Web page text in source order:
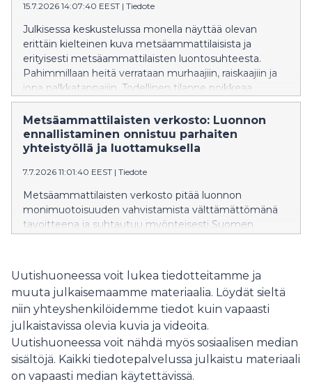
mahdottomuuden.
15.7.2026 14:07:40 EEST | Tiedote
Julkisessa keskustelussa monella näyttää olevan
erittäin kielteinen kuva metsäammattilaisista ja
erityisesti metsäammattilaisten luontosuhteesta.
Pahimmillaan heitä verrataan murhaajiin, raiskaajiin ja
jopa palkkatappajiin. Todellinen tilanne poikkeaa
tutkitusti vahvasti näistä näkemyksistä.
Metsäammattilaisille luonto on syy hakeutua alalle ja
luontoa vaalitaan talousmetsissä tunteella ja osana
identiteettiä.
Metsäammattilaisten verkosto: Luonnon
ennallistaminen onnistuu parhaiten
yhteistyöllä ja luottamuksella
7.7.2026 11:01:40 EEST | Tiedote
Metsäammattilaisten verkosto pitää luonnon
monimuotoisuuden vahvistamista välttämättömänä
tavoitteena ja suhtautuu myönteisesti Suomen
metsätalousministeriölle antaman lausunnon mukaan
Suomella on erinomaiset mahdollisuudet onnistua
ennallistamisessa, kun ratkaisut perustuvat
tutkimukseen, yhteistyöhön ja maanomistajien
luottamukseen.
Uutishuoneessa voit lukea tiedotteitamme ja
muuta julkaisemaamme materiaalia. Löydät sieltä
niin yhteyshenkilöidemme tiedot kuin vapaasti
julkaistavissa olevia kuvia ja videoita.
Uutishuoneessa voit nähdä myös sosiaalisen median
sisältöjä. Kaikki tiedotepalvelussa julkaistu materiaali
on vapaasti median käytettävissä.